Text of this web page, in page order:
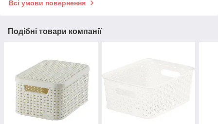
Всі умови повернення
Подібні товари компанії